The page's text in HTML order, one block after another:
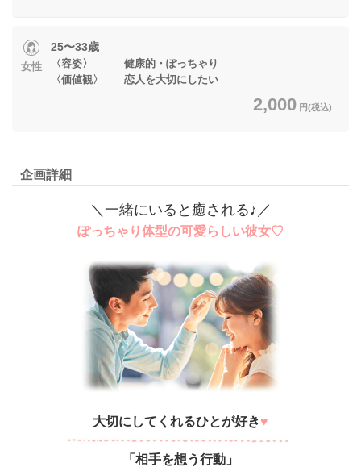
女性
25〜33歳
〈容姿〉 健康的・ぽっちゃり
〈価値観〉 恋人を大切にしたい
2,000 円(税込)
企画詳細
＼一緒にいると癒される♪／
ぽっちゃり体型の可愛らしい彼女♡
大切 にしてくれるひとが好き♥
「相手を想う行動」